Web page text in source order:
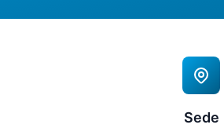
Sede